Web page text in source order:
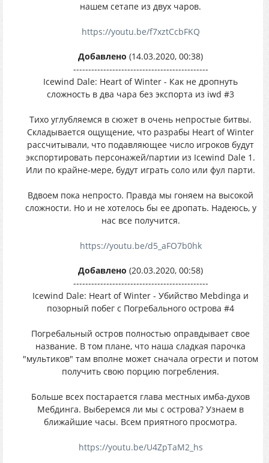
нашем сетапе из двух чаров.
https://youtu.be/f7xztCcbFKQ
Добавлено (14.03.2020, 00:38)
---------------------------------------------
Icewind Dale: Heart of Winter - Как не дропнуть
сложность в два чара без экспорта из iwd #3
Тихо углубляемся в сюжет в очень непростые битвы.
Складывается ощущение, что разрабы Heart of Winter
рассчитывали, что подавляющее число игроков будут
экспортировать персонажей/партии из Icewind Dale 1.
Или по крайне-мере, будут играть соло или фул парти.
Вдвоем пока непросто. Правда мы гоняем на высокой
сложности. Но и не хотелось бы ее дропать. Надеюсь, у
нас все получится.
https://youtu.be/d5_aFO7b0hk
Добавлено (20.03.2020, 00:58)
---------------------------------------------
Icewind Dale: Heart of Winter - Убийство Mebdinga и
позорный побег с Погребального острова #4
Погребальный остров полностью оправдывает свое
название. В том плане, что наша сладкая парочка
"мультиков" там вполне может сначала огрести и потом
получить свою порцию погребления.
Больше всех постарается глава местных имба-духов
Мебдинга. Выберемся ли мы с острова? Узнаем в
ближайшие часы. Всем приятного просмотра.
https://youtu.be/U4ZpTaM2_hs